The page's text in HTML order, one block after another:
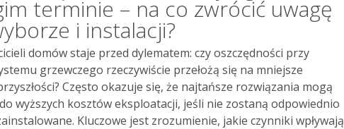
terminie – na co zwrócić uwagę
i instalacji?
domów staje przed dylematem: czy oszczędności przy
grzewczego rzeczywiście przełożą się na mniejsze
Często okazuje się, że najtańsze rozwiązania mogą
wyższych kosztów eksploatacji, jeśli nie zostaną odpowiednio
Kluczowe jest zrozumienie, jakie czynniki wpływają